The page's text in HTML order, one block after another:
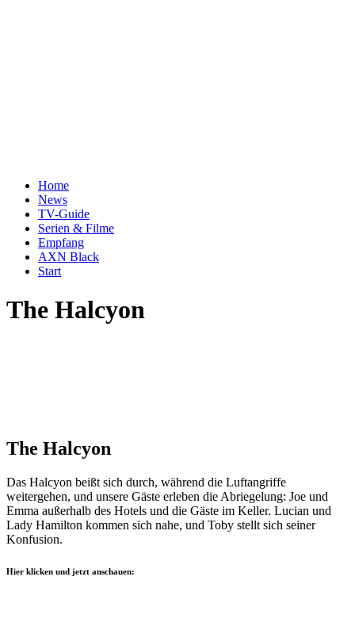
Home
News
TV-Guide
Serien & Filme
Empfang
AXN Black
Start
The Halcyon
The Halcyon
Das Halcyon beißt sich durch, während die Luftangriffe
weitergehen, und unsere Gäste erleben die Abriegelung: Joe und
Emma außerhalb des Hotels und die Gäste im Keller. Lucian und
Lady Hamilton kommen sich nahe, und Toby stellt sich seiner
Konfusion.
Hier klicken und jetzt anschauen: